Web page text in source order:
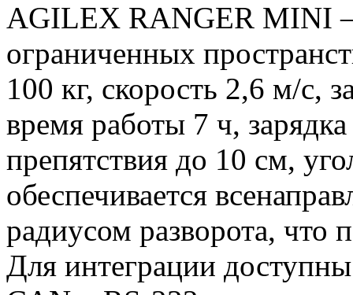
AGILEX RANGER MINI
ограниченных
100 кг, скорость 2,6 м/с,
время работы 7 ч,
препятствия до 10 см,
обеспечивается
радиусом разворота, что
Для интеграции